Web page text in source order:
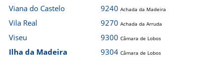
Viana do Castelo
Vila Real
Viseu
Ilha da Madeira
9240 Achada da Madeira
9270 Achada da Arruda
9300 Câmara de Lobos
9304 Câmara de Lobos